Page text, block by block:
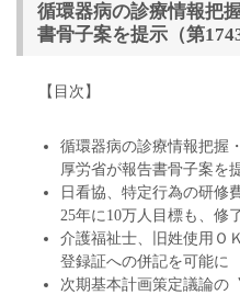
循環器病の診療情報把
書骨子案を提示（第
【目次】
循環器病の診療情報把握
厚労省が報告書骨子案を
日看協、特定行為の研修
25年に10万人目標も、修
介護福祉士、旧姓使用Ｏ
登録証への併記を可能
次期基本計画策定議論の